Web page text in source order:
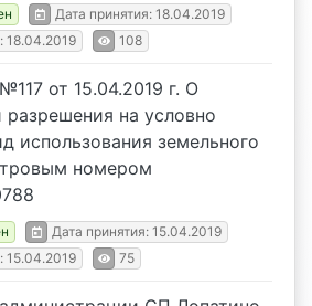
Дата принятия: 18.04.2019
18.04.2019
108
от 15.04.2019 г. О
разрешения на условно
использования земельного
номером
Дата принятия: 15.04.2019
15.04.2019
75